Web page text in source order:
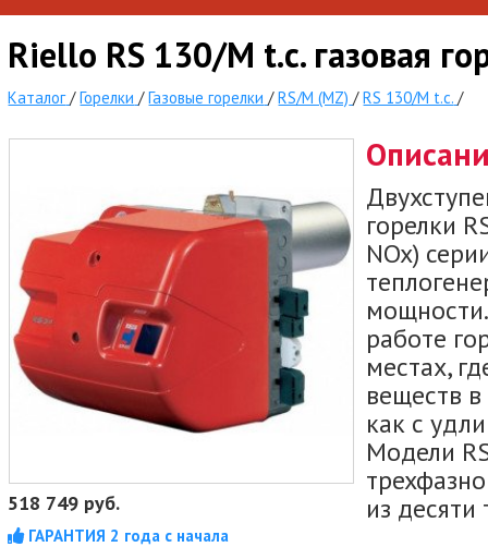
Riello RS 130/M t.c. газовая
Каталог /Горелки /Газовые горелки /RS/M (MZ) /RS 130/M t.c. /
518 749 руб.
ГАРАНТИЯ 2 года с начала
горелки
NOx)
работе
местах,
веществ
как с
Модели
из